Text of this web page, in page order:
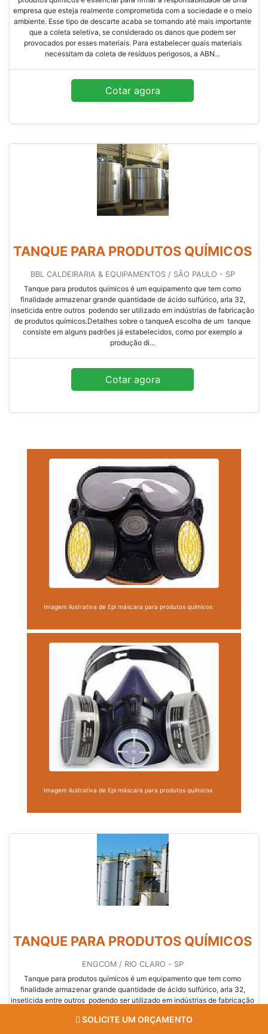
empresa que esteja realmente comprometida com a sociedade e o meio
ambiente. Esse tipo de descarte acaba se tornando até mais importante
que a coleta seletiva, se considerado os danos que podem ser
provocados por esses materiais. Para estabelecer quais materiais
necessitam da coleta de resíduos perigosos, a ABN...
Cotar agora
TANQUE PARA PRODUTOS QUÍMICOS
BBL CALDEIRARIA & EQUIPAMENTOS / SÃO PAULO - SP
Tanque para produtos químicos é um equipamento que tem como
finalidade armazenar grande quantidade de ácido sulfúrico, arla 32,
inseticida entre outros podendo ser utilizado em indústrias de fabricação
de produtos químicos.Detalhes sobre o tanqueA escolha de um tanque
consiste em alguns padrões já estabelecidos, como por exemplo a
produção di...
Cotar agora
Imagem ilustrativa de Epi máscara para produtos químicos
Imagem ilustrativa de Epi máscara para produtos químicos
TANQUE PARA PRODUTOS QUÍMICOS
ENGCOM / RIO CLARO - SP
Tanque para produtos químicos é um equipamento que tem como
finalidade armazenar grande quantidade de ácido sulfúrico, arla 32,
inseticida entre outros podendo ser utilizado em indústrias de fabricação
consiste em alguns padrões já estabelecidos, como por exemplo a
SOLICITE UM ORÇAMENTO